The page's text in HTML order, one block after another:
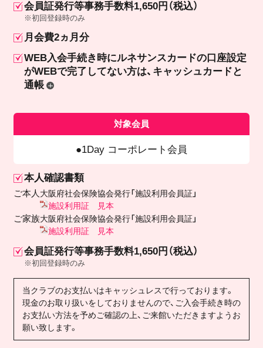
会員証発行等事務手数料1,650円（税込）
※初回登録時のみ
月会費2ヵ月分
WEB入会手続き時にルネサンスカードの口座設定
がWEBで完了してない方は、キャッシュカードと
通帳
対象会員
1Day コーポレート会員
本人確認書類
ご本人 大阪府社会保険協会発行「施設利用会員証」
施設利用証 見本
ご家族大阪府社会保険協会発行「施設利用会員証」
施設利用証 見本
会員証発行等事務手数料1,650円（税込）
※初回登録時のみ
当クラブのお支払いはキャッシュレスで行っております。
現金のお取り扱いをしておりませんので、ご入会手続き時の
お支払い方法を予めご確認の上、ご来館いただきますようお
願い致します。